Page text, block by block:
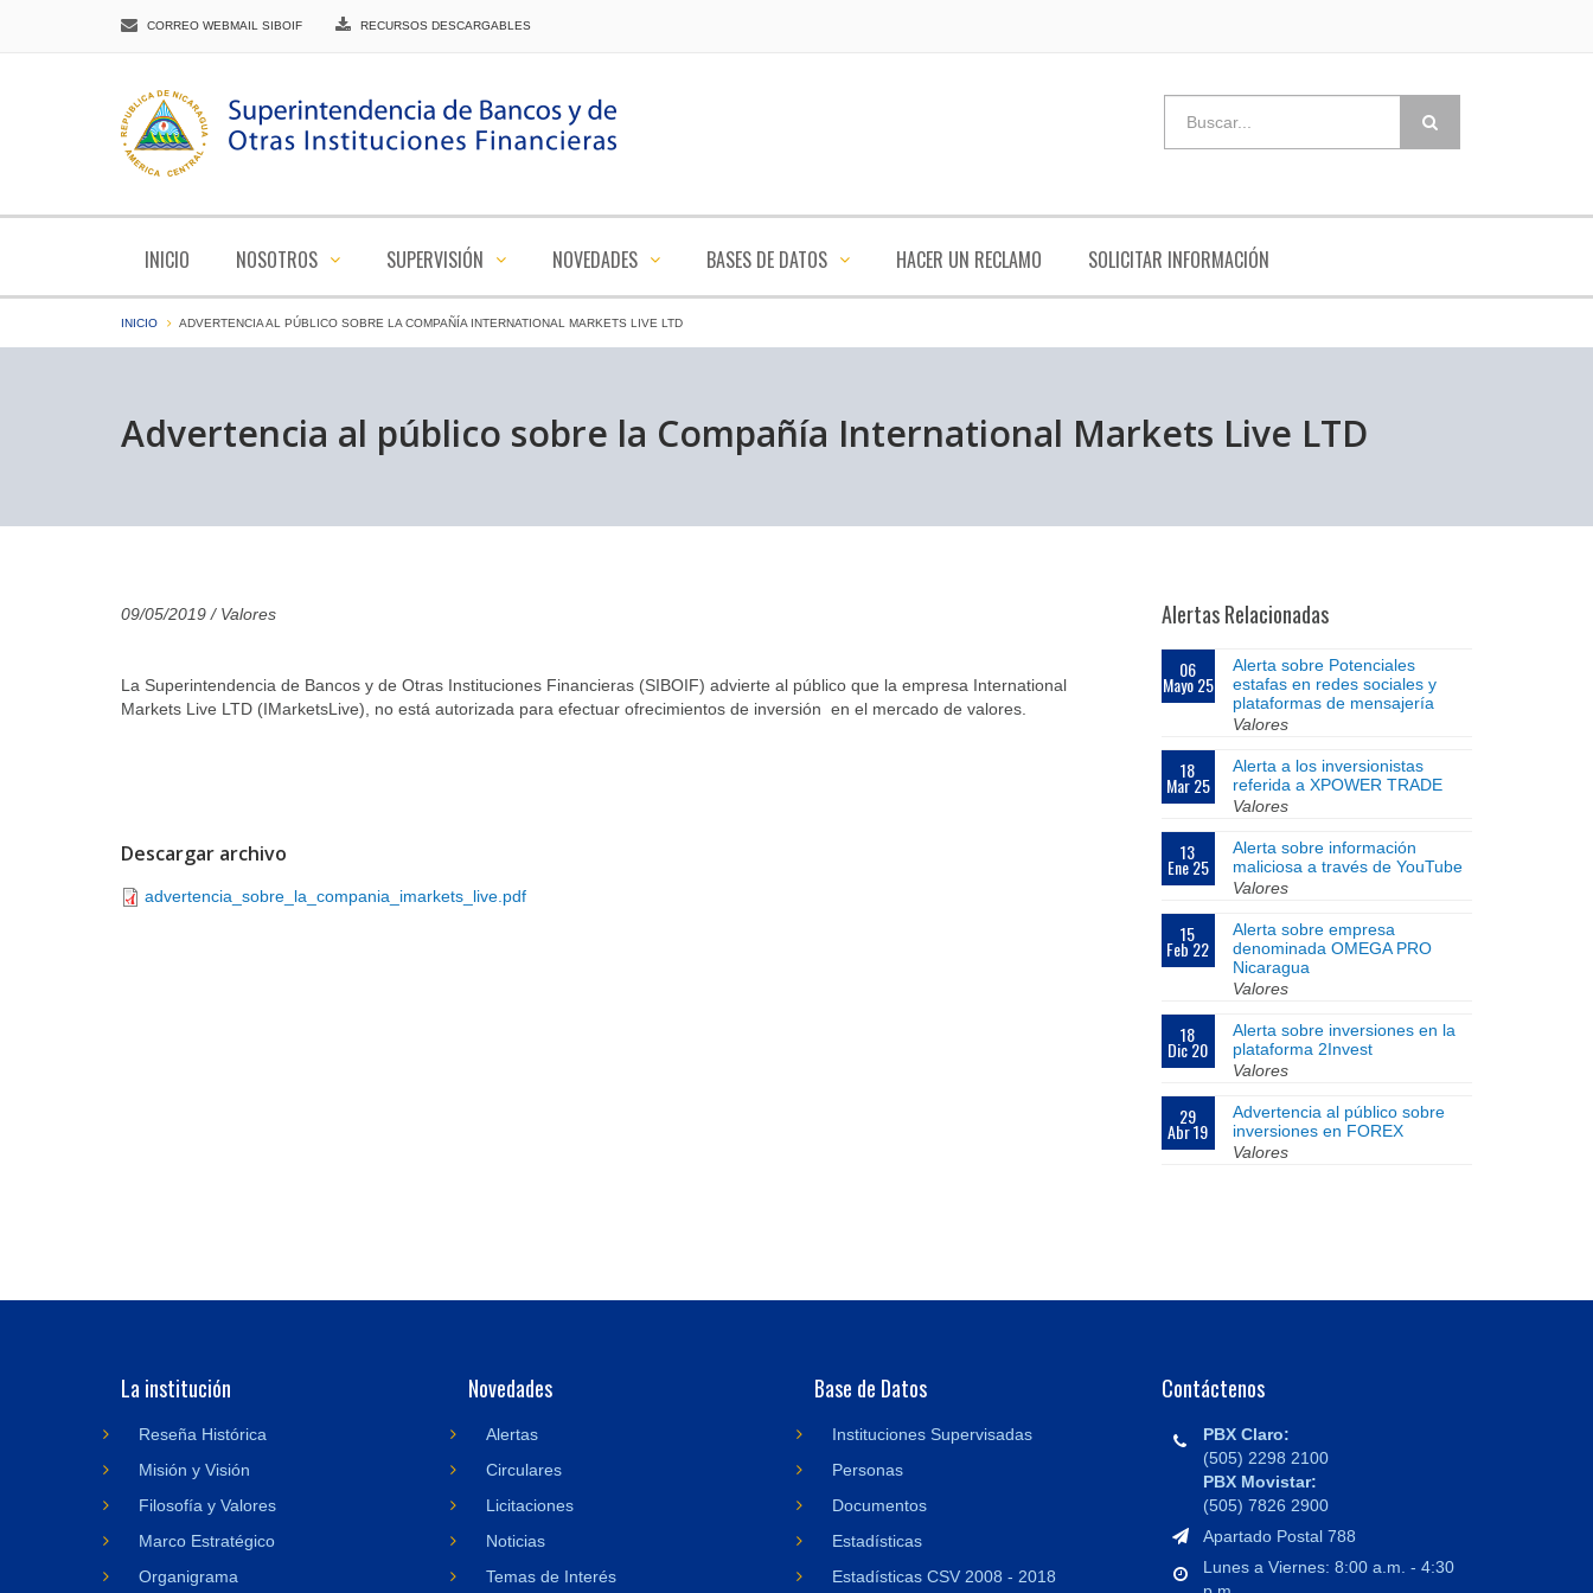
CORREO WEBMAIL SIBOIF RECURSOS DESCARGABLES
INICIO NOSOTROS SUPERVISIÓN NOVEDADES BASES DE DATOS HACER UN RECLAMO SOLICITAR INFORMACIÓN
INICIO ADVERTENCIA AL PÚBLICO SOBRE LA COMPAÑÍA INTERNATIONAL MARKETS LIVE LTD
Advertencia al público sobre la Compañía International Markets Live LTD
09/05/2019 / Valores
La Superintendencia de Bancos y de Otras Instituciones Financieras (SIBOIF) advierte al público que la empresa International
Markets Live LTD (IMarketsLive), no está autorizada para efectuar ofrecimientos de inversión en el mercado de valores.
Descargar archivo
advertencia_sobre_la_compania_imarkets_live.pdf
Alertas Relacionadas
06
Mayo 25
Alerta sobre Potenciales
estafas en redes sociales y
plataformas de mensajería
Valores
18
Mar 25
Alerta a los inversionistas
referida a XPOWER TRADE
Valores
13
Ene 25
Alerta sobre información
maliciosa a través de YouTube
Valores
15
Feb 22
Alerta sobre empresa
denominada OMEGA PRO
Nicaragua
Valores
18
Dic 20
Alerta sobre inversiones en la
plataforma 2Invest
Valores
29
Abr 19
Advertencia al público sobre
inversiones en FOREX
Valores
La institución
Reseña Histórica
Misión y Visión
Filosofía y Valores
Marco Estratégico
Organigrama
Novedades
Alertas
Circulares
Licitaciones
Noticias
Temas de Interés
Base de Datos
Instituciones Supervisadas
Personas
Documentos
Estadísticas
Estadísticas CSV 2008 - 2018
Contáctenos
PBX Claro:
(505) 2298 2100
PBX Movistar:
(505) 7826 2900
Apartado Postal 788
Lunes a Viernes: 8:00 a.m. - 4:30